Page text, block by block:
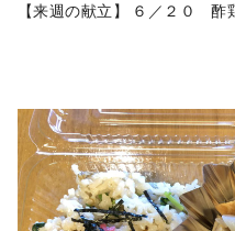
【来週の献立】 ６／２０